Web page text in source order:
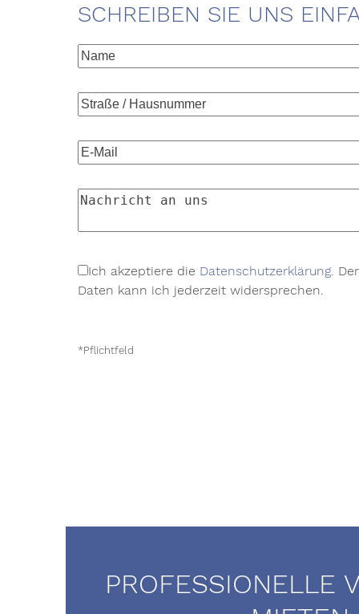
SCHREIBEN SIE UNS
Ich akzeptiere die Datenschutzerklärung.
Daten kann ich jederzeit widersprechen.
*Pflichtfeld
PROFESSIONELLE